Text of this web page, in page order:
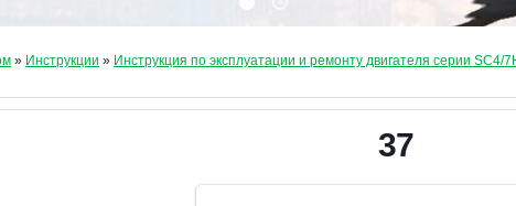
» Инструкции » Инструкция по эксплуатации и ремонту двигателя серии SC4/
37